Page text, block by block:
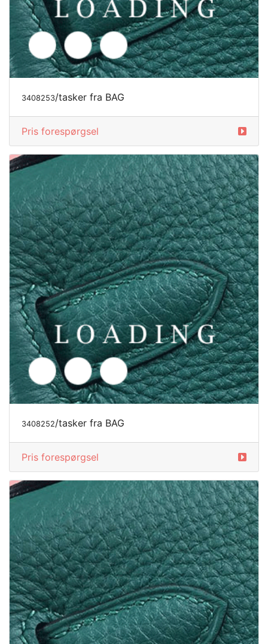
3408254/tasker fra BAG
Pris forespørgsel
3408253/tasker fra BAG
Pris forespørgsel